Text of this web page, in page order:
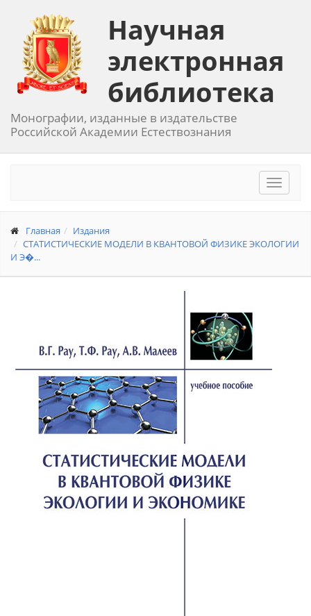
Научная
электронная
библиотека
Монографии, изданные в издательстве
Российской Академии Естествознания
Toggle
Главная
Издания
СТАТИСТИЧЕСКИЕ МОДЕЛИ В КВАНТОВОЙ ФИЗИКЕ ЭКОЛОГИИ
И Э�...